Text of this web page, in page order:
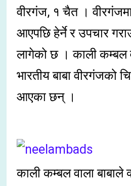
वीरगंज, १ चैत । वीरगंजमा
आएपछि हेर्ने र उपचार
लागेको छ । काली कम्बल
भारतीय बाबा वीरगंजको
आएका छन् ।
काली कम्बल वाला बाबाले